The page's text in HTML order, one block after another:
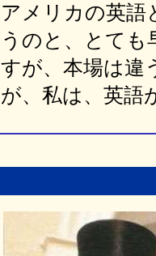
アメリカの英語
うのと、とて
すが、本場は違
が、私は、英語